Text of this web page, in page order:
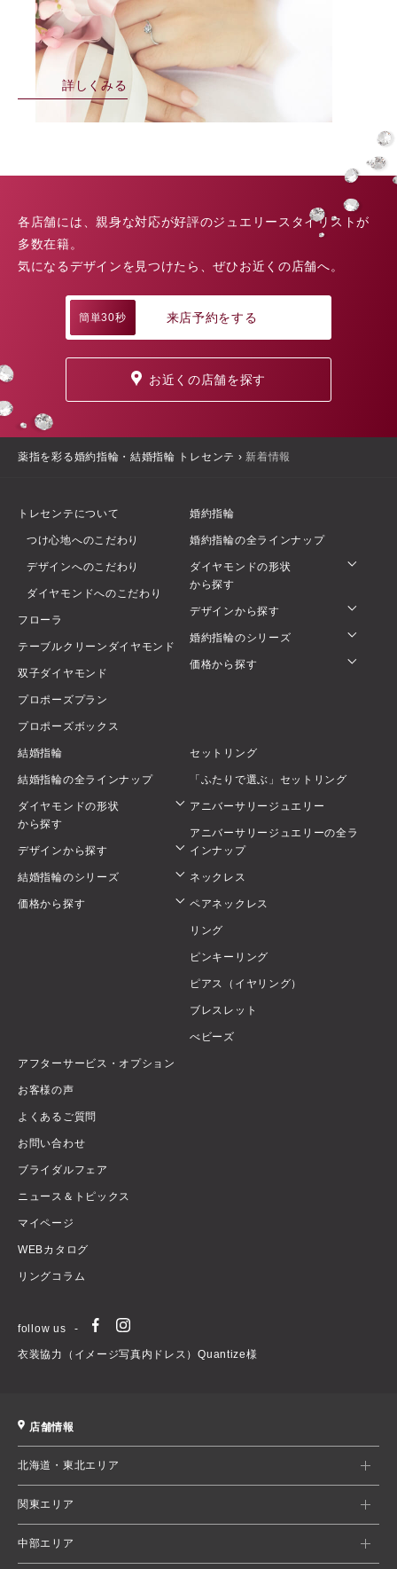
詳しくみる
各店舗には、親身な対応が好評のジュエリースタイリストが
多数在籍。
気になるデザインを見つけたら、ぜひお近くの店舗へ。
簡単30秒 来店予約をする
お近くの店舗を探す
薬指を彩る婚約指輪・結婚指輪 トレセンテ › 新着情報
トレセンテについて
つけ心地へのこだわり
デザインへのこだわり
ダイヤモンドへのこだわり
フローラ
テーブルクリーンダイヤモンド
双子ダイヤモンド
プロポーズプラン
プロポーズボックス
婚約指輪
婚約指輪の全ラインナップ
ダイヤモンドの形状
から探す
デザインから探す
婚約指輪のシリーズ
価格から探す
結婚指輪
結婚指輪の全ラインナップ
ダイヤモンドの形状
から探す
デザインから探す
結婚指輪のシリーズ
価格から探す
セットリング
「ふたりで選ぶ」セットリング
アニバーサリージュエリー
アニバーサリージュエリーの全ラ
インナップ
ネックレス
ペアネックレス
リング
ピンキーリング
ピアス（イヤリング）
ブレスレット
べビーズ
アフターサービス・オプション
お客様の声
よくあるご質問
お問い合わせ
ブライダルフェア
ニュース＆トピックス
マイページ
WEBカタログ
リングコラム
follow us
衣装協力（イメージ写真内ドレス）Quantize様
店舗情報
北海道・東北エリア
関東エリア
中部エリア